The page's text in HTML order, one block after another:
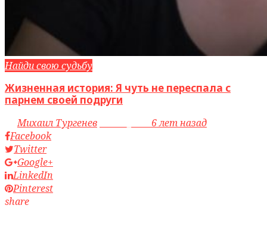
Найди свою судьбу
Жизненная история: Я чуть не переспала с
парнем своей подруги
byМихаил Тургенев
6 лет назад
Facebook
Twitter
Google+
LinkedIn
Pinterest
share